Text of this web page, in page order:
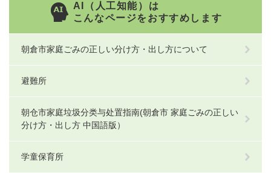
AI（人工知能）は
こんなページをおすすめします
朝倉市家庭ごみの正しい分け方・出し方について
避難所
朝仓市家庭垃圾分类与处置指南(朝倉市 家庭ごみの正しい
分け方・出し方 中国語版）
学童保育所